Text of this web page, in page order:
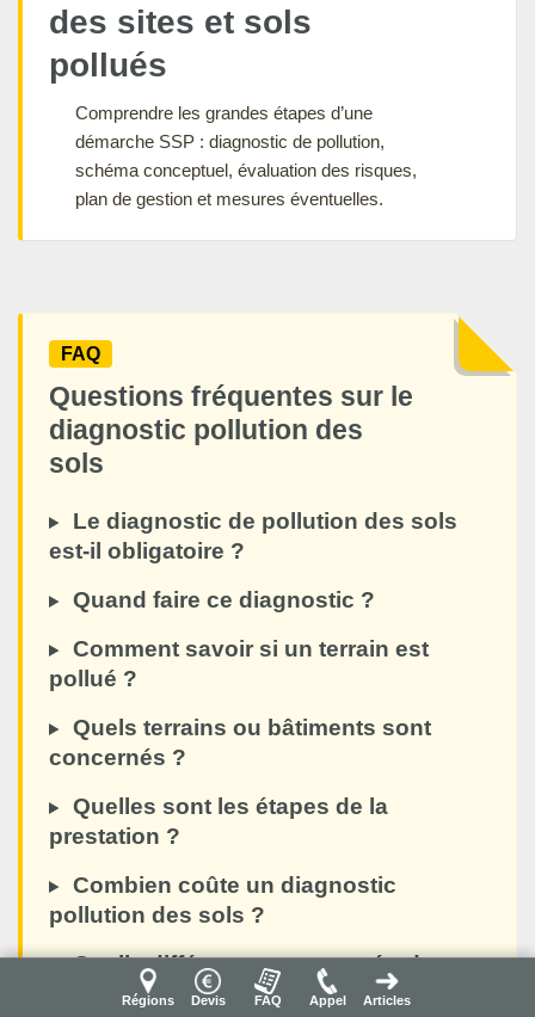
des sites et sols
pollués
Comprendre les grandes étapes d’une
démarche SSP : diagnostic de pollution,
schéma conceptuel, évaluation des risques,
plan de gestion et mesures éventuelles.
FAQ
Questions fréquentes sur le
diagnostic pollution des
sols
Le diagnostic de pollution des sols
est-il obligatoire ?
Quand faire ce diagnostic ?
Comment savoir si un terrain est
pollué ?
Quels terrains ou bâtiments sont
concernés ?
Quelles sont les étapes de la
prestation ?
Combien coûte un diagnostic
pollution des sols ?
Quelle différence avec une étude
géotechnique G1 ou G2 ?
Régions Devis FAQ Appel Articles